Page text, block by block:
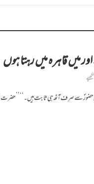
میں قاہرہ میں رہتا ہوں
حضورؐ سے صرف آٹھ ہی ثابت ہیں۔‘‘